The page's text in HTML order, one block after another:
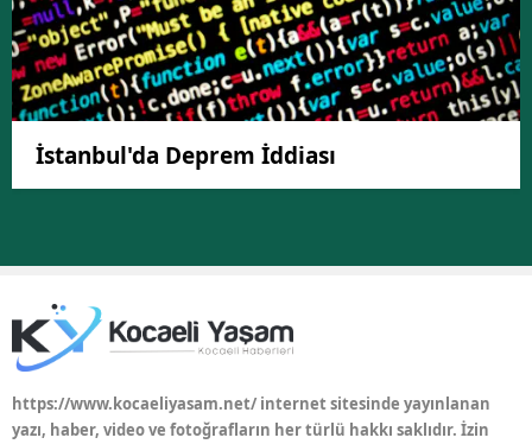
İstanbul'da Deprem İddiası
https://www.kocaeliyasam.net/ internet sitesinde yayınlanan
yazı, haber, video ve fotoğrafların her türlü hakkı saklıdır. İzin